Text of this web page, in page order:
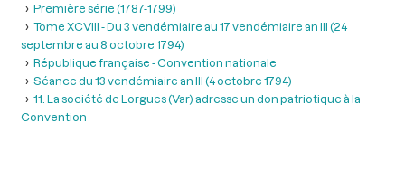
Première série (1787-1799)
Tome XCVIII - Du 3 vendémiaire au 17 vendémiaire an III (24
septembre au 8 octobre 1794)
République française - Convention nationale
Séance du 13 vendémiaire an III (4 octobre 1794)
11. La société de Lorgues (Var) adresse un don patriotique à la
Convention